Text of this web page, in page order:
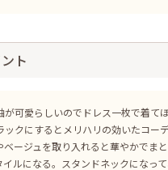
ト
可愛らしいのでドレス一枚で着てほ
ックにするとメリハリの効いたコー
ベージュを取り入れると華やかでま
イルになる。スタンドネックになっ